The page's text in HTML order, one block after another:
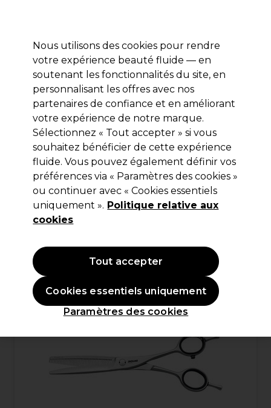
Se connecter
Marques Bons plans Coiffure Electro et Matériel
Livraison et délais
lire la suite
Jaguar
Jaguar Ciseaux de Coupe 6.0" Cl GL
Dynasty CC42 6
(0)
299,00 €
Nous utilisons des cookies pour rendre
votre expérience beauté fluide — en
soutenant les fonctionnalités du site, en
personnalisant les offres avec nos
partenaires de confiance et en améliorant
votre expérience de notre marque.
Sélectionnez « Tout accepter » si vous
souhaitez bénéficier de cette expérience
fluide. Vous pouvez également définir vos
préférences via « Paramètres des cookies »
ou continuer avec « Cookies essentiels
uniquement ». Politique relative aux
cookies
Paramètres des cookies
Cookies essentiels uniquement
Tout accepter